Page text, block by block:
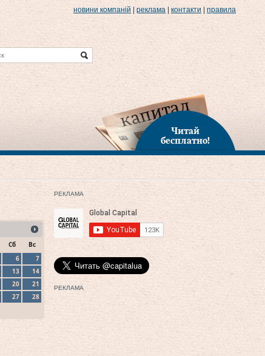
новини компаній реклама контакти правила
Читай
бесплатно!
Сб
Вс
6
7
13
14
20
21
27
28
РЕКЛАМА
РЕКЛАМА